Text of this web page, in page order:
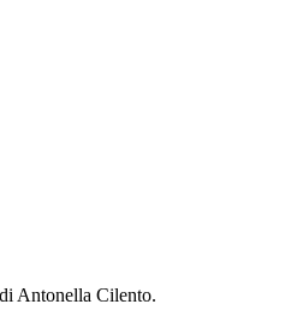
Antonella Cilento.